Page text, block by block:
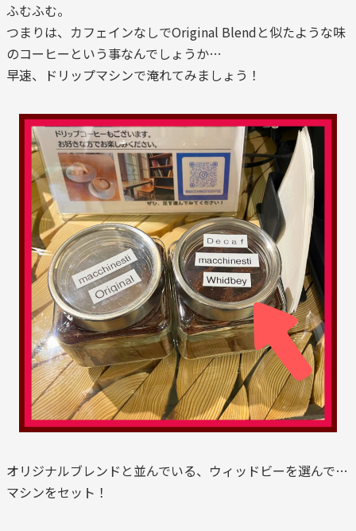
ふむふむ。
つまりは、カフェインなしでOriginal Blendと似たような味
のコーヒーという事なんでしょうか…
早速、ドリップマシンで淹れてみましょう！
オリジナルブレンドと並んでいる、ウィッドビーを選んで…
マシンをセット！